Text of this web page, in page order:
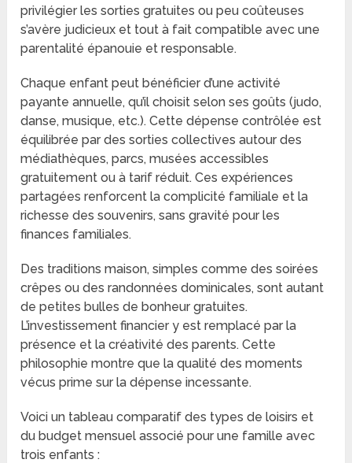
privilégier les sorties gratuites ou peu coûteuses
s’avère judicieux et tout à fait compatible avec une
parentalité épanouie et responsable.
Chaque enfant peut bénéficier d’une activité
payante annuelle, qu’il choisit selon ses goûts (judo,
danse, musique, etc.). Cette dépense contrôlée est
équilibrée par des sorties collectives autour des
médiathèques, parcs, musées accessibles
gratuitement ou à tarif réduit. Ces expériences
partagées renforcent la complicité familiale et la
richesse des souvenirs, sans gravité pour les
finances familiales.
Des traditions maison, simples comme des soirées
crêpes ou des randonnées dominicales, sont autant
de petites bulles de bonheur gratuites.
L’investissement financier y est remplacé par la
présence et la créativité des parents. Cette
philosophie montre que la qualité des moments
vécus prime sur la dépense incessante.
Voici un tableau comparatif des types de loisirs et
du budget mensuel associé pour une famille avec
trois enfants :